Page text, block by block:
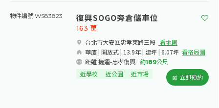
物件編號 WS83823 復興SOGO旁倉儲車位
台北市大安區忠孝東路三段​ 看地圖
華廈 | 開放式 | 13.9年 | 建坪 | 6.07坪 看格局圖
距離 捷運-忠孝復興
約189公尺
163 萬
近學校 近公園 近市場 立即預約